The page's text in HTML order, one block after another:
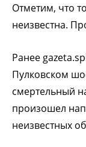
Отметим, что
неизвестна.
Ранее
Пулковском
смертельный
произошел
неизвестных